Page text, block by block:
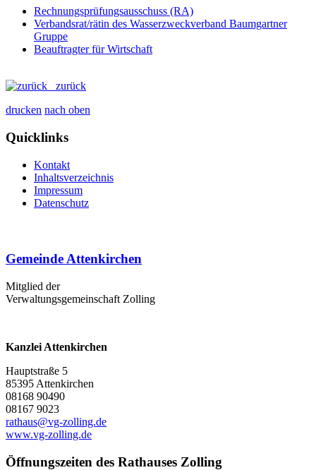
Rechnungsprüfungsausschuss (RA)
Verbandsrat/rätin des Wasserzweckverband Baumgartner
Gruppe
Beauftragter für Wirtschaft
zurück
drucken nach oben
Quicklinks
Kontakt
Inhaltsverzeichnis
Impressum
Datenschutz
Gemeinde Attenkirchen
Mitglied der
Verwaltungsgemeinschaft Zolling
Kanzlei Attenkirchen
Hauptstraße 5
85395 Attenkirchen
08168 90490
08167 9023
rathaus@vg-zolling.de
www.vg-zolling.de
Öffnungszeiten des Rathauses Zolling